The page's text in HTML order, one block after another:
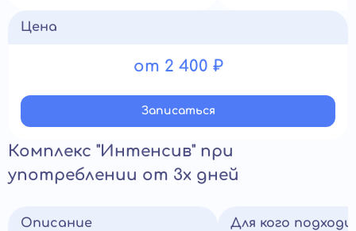
Цена
от 2 400 ₽
Записатьcя
Комплекс "Интенсив" при
употреблении от 3х дней
Описание Для кого